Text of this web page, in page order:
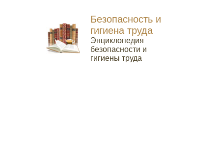
Безопасность и
гигиена труда
Энциклопедия
безопасности и
гигиены труда